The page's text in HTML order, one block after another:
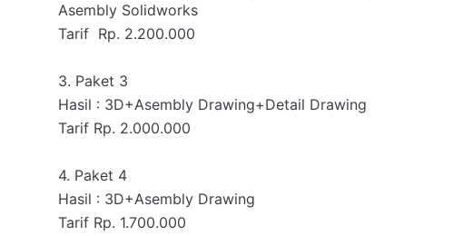
Asembly Solidworks
Tarif  Rp. 2.200.000
3. Paket 3
Hasil : 3D+Asembly Drawing+Detail Drawing
Tarif Rp. 2.000.000
4. Paket 4
Hasil : 3D+Asembly Drawing
Tarif Rp. 1.700.000